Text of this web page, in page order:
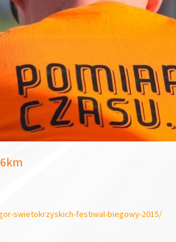
swietokrzyskich-festiwal-biegowy-2015/